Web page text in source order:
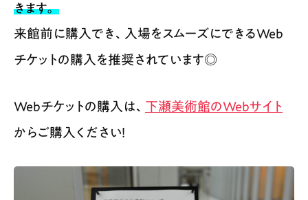
きます。
来館前に購入でき、入場をスムーズにできるWeb
チケットの購入を推奨されています◎
Webチケットの購入は、 下瀬美術館のWebサイト
からご購入ください！